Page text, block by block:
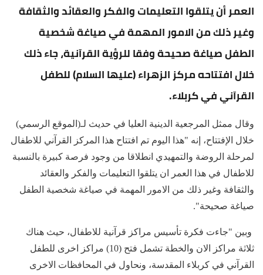
العمر أن يتلقوا التعليمات والفكر والعقائد والثقافة
وغير ذلك من الامور المهمة في صياغة شخصية
الطفل صياغة صحيحة وفقا للرؤية القرآنية، جاء ذلك
خلال افتتاحه مركز الزهراء (عليها السلام) للطفل
القرآني في كربلاء.
وقال ممثل المرجعية الدينية العليا في حديث لـ(الموقع الرسمي)
خلال الإفتتاح، إنه "هذا اليوم تم افتتاح هذا المركز القرآني للاطفال
لمرحلة الروضة والتمهيدي انطلاقا من وجود فرصة كبيرة بالنسبة
للاطفال في هذا العمر ان يتلقوا التعليمات والفكر والعقائد
والثقافة وغير ذلك من الامور المهمة في صياغة شخصية الطفل
صياغة صحيحة".
وبين "جاءت فكرة تأسيس مراكز قرآنية للاطفال، حيث هناك
ثلاثة مراكز الان والخطة تشمل فتح (10) مراكز اخرى للطفل
القرآني في كربلاء المقدسة، ونحاول في المحافظات الاخرى